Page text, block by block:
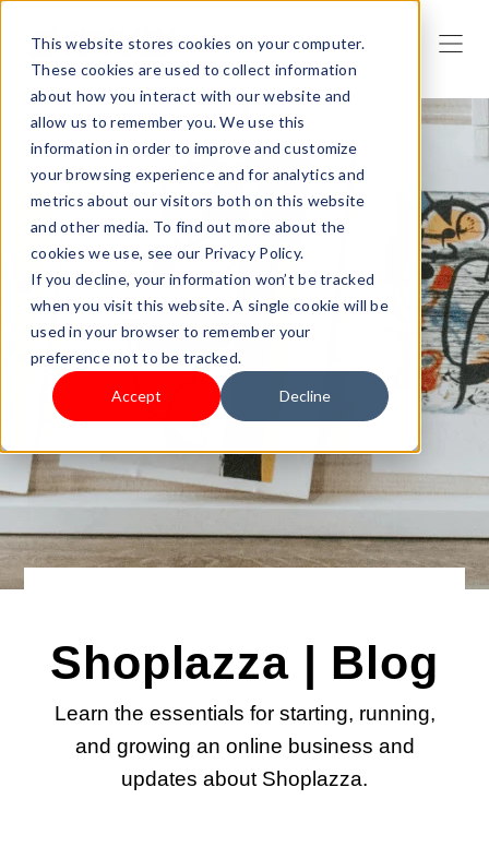
This website stores cookies on your computer.
These cookies are used to collect information
about how you interact with our website and
allow us to remember you. We use this
information in order to improve and customize
your browsing experience and for analytics and
metrics about our visitors both on this website
and other media. To find out more about the
cookies we use, see our Privacy Policy.
If you decline, your information won’t be tracked
when you visit this website. A single cookie will be
used in your browser to remember your
preference not to be tracked.
Accept Decline
Shoplazza | Blog
Learn the essentials for starting, running,
and growing an online business and
updates about Shoplazza.